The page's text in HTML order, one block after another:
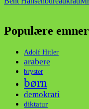
Populære emner
Adolf Hitler
arabere
bryster
børn
demokrati
diktatur